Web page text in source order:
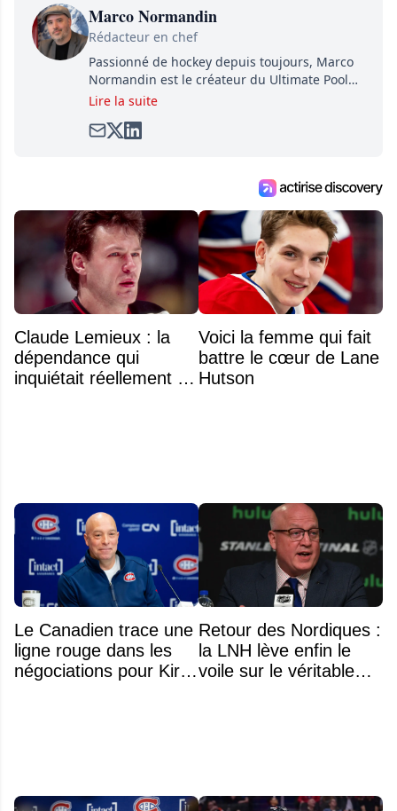
Marco Normandin
Rédacteur en chef
Passionné de hockey depuis toujours, Marco
Normandin est le créateur du Ultimate Pool
Preview, une référence mondiale en guide de
satirique de hockey, Définitivement, Pierre.
entourant la LNH et en faire bénéficier les
Lire la suite
Claude Lemieux : la
dépendance qui
inquiétait réellement sa
Voici la femme qui fait
battre le cœur de Lane
Hutson
Le Canadien trace une
ligne rouge dans les
négociations pour Kirill
Retour des Nordiques :
la LNH lève enfin le
voile sur le véritable